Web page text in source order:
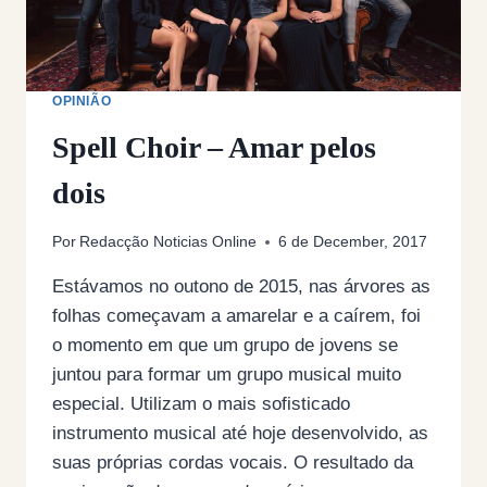
OPINIÃO
Spell Choir – Amar pelos
dois
Por Redacção Noticias Online 6 de December, 2017
Estávamos no outono de 2015, nas árvores as
folhas começavam a amarelar e a caírem, foi
o momento em que um grupo de jovens se
juntou para formar um grupo musical muito
especial. Utilizam o mais sofisticado
instrumento musical até hoje desenvolvido, as
suas próprias cordas vocais. O resultado da